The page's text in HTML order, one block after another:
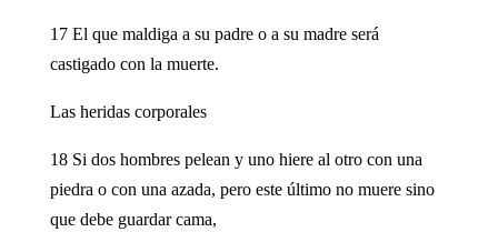
17 El que maldiga a su padre o a su madre será
castigado con la muerte.
Las heridas corporales
18 Si dos hombres pelean y uno hiere al otro con una
piedra o con una azada, pero este último no muere sino
que debe guardar cama,